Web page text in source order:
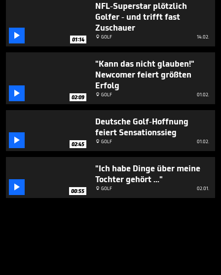
 01:14
NFL-Superstar plötzlich
Golfer - und trifft fast
Zuschauer
 GOLF 14.02.
 02:09
"Kann das nicht glauben!"
Newcomer feiert größten
Erfolg
 GOLF 01.02.
 02:45
Deutsche Golf-Hoffnung
feiert Sensationssieg
 GOLF 01.02.
 00:55
"Ich habe Dinge über meine
Tochter gehört ..."
 GOLF 02.01.